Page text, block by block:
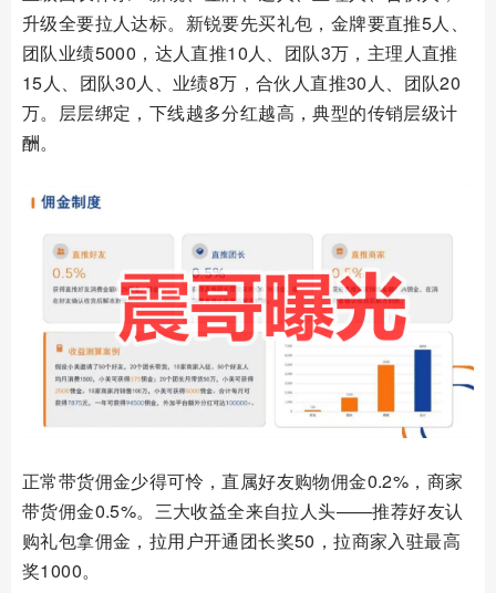
升级全要拉人达标。新锐要先买礼包，金牌要直推5人、
团队业绩5000，达人直推10人、团队3万，主理人直推
15人、团队30人、业绩8万，合伙人直推30人、团队20
万。层层绑定，下线越多分红越高，典型的传销层级计
酬。
正常带货佣金少得可怜，直属好友购物佣金0.2%，商家
带货佣金0.5%。三大收益全来自拉人头——推荐好友认
购礼包拿佣金，拉用户开通团长奖50，拉商家入驻最高
奖1000。